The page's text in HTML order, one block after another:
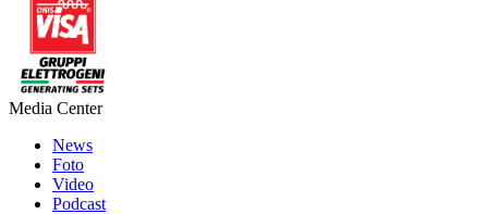
Media Center
News
Foto
Video
Podcast